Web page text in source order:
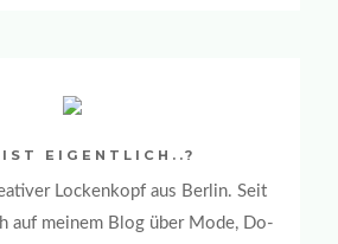
IST EIGENTLICH..?
Lockenkopf aus Berlin. Seit
auf meinem Blog über Mode, Do-